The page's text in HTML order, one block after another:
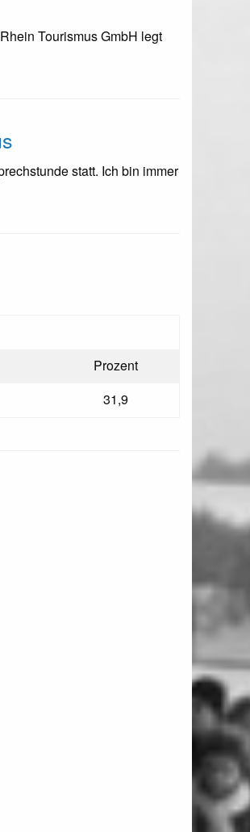
Tourismus GmbH legt
statt. Ich bin immer
Prozent
31,9